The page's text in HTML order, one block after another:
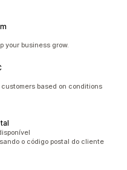
your business grow.
based on conditions
o código postal do cliente